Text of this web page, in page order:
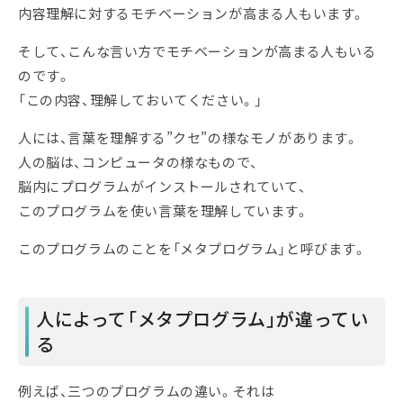
内容理解に対するモチベーションが高まる人もいます。
そして、こんな言い方でモチベーションが高まる人もいる
のです。
「この内容、理解しておいてください。」
人には、言葉を理解する”クセ”の様なモノがあります。
人の脳は、コンピュータの様なもので、
脳内にプログラムがインストールされていて、
このプログラムを使い言葉を理解しています。
このプログラムのことを「メタプログラム」と呼びます。
人によって「メタプログラム」が違ってい
る
例えば、三つのプログラムの違い。それは